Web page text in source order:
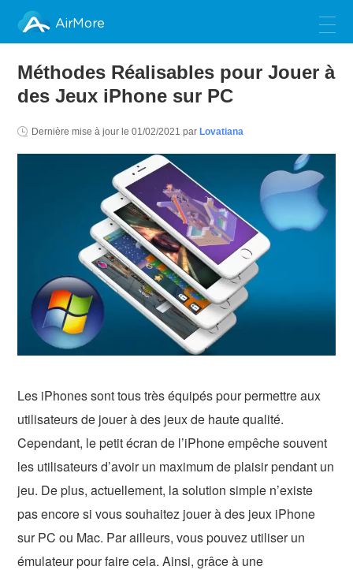
AirMore
Méthodes Réalisables pour Jouer à
des Jeux iPhone sur PC
Dernière mise à jour le01/02/2021 par Lovatiana
Les iPhones sont tous très équipés pour permettre aux
utilisateurs de jouer à des jeux de haute qualité.
Cependant, le petit écran de l’iPhone empêche souvent
les utilisateurs d’avoir un maximum de plaisir pendant un
jeu. De plus, actuellement, la solution simple n’existe
pas encore si vous souhaitez jouer à des jeux iPhone
sur PC ou Mac. Par ailleurs, vous pouvez utiliser un
émulateur pour faire cela. Ainsi, grâce à une